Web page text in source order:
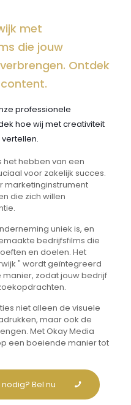
met
die jouw
Ontdek
professionele
hoe wij met creativiteit
het hebben van een
voor zakelijk succes.
marketinginstrument
die zich willen
uniek is, en
bedrijfsfilms die
en doelen. Het
" wordt geïntegreerd
zodat jouw bedrijf
niet alleen de visuele
maar ook de
Met Okay Media
een boeiende manier tot
Bel nu